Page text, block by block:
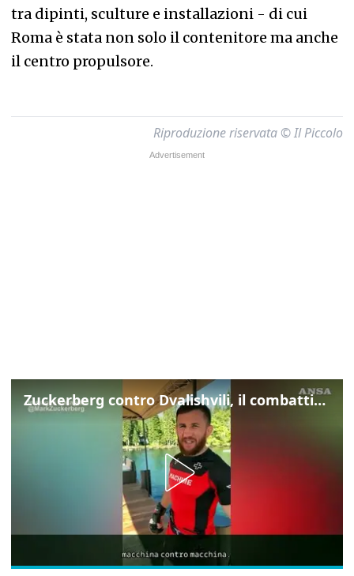
tra dipinti, sculture e installazioni - di cui
Roma è stata non solo il contenitore ma anche
il centro propulsore.
Riproduzione riservata © Il Piccolo
Zuckerberg contro Dvalishvili, il combattimento in mezzo a un lago